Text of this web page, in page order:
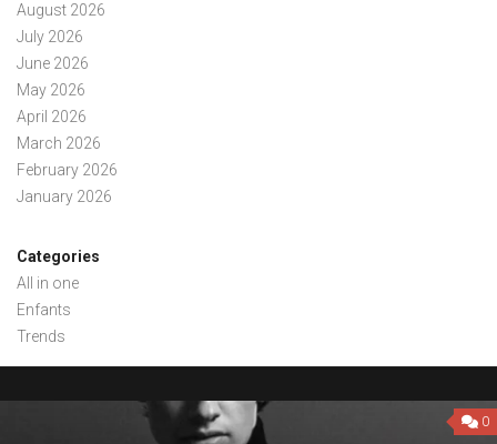
August 2026
July 2026
June 2026
May 2026
April 2026
March 2026
February 2026
January 2026
Categories
All in one
Enfants
Trends
0